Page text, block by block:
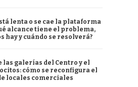
lenta o se cae la plataforma
alcance tiene el problema,
hay y cuándo se resolverá?
las galerías del Centro y el
cómo se reconfigura el
locales comerciales